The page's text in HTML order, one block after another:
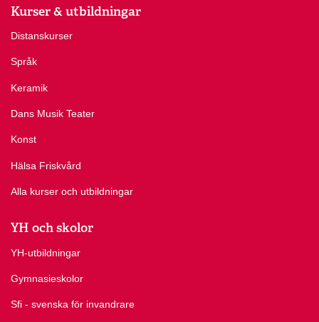
Kurser & utbildningar
Distanskurser
Språk
Keramik
Dans Musik Teater
Konst
Hälsa Friskvård
Alla kurser och utbildningar
YH och skolor
YH-utbildningar
Gymnasieskolor
Sfi - svenska för invandrare